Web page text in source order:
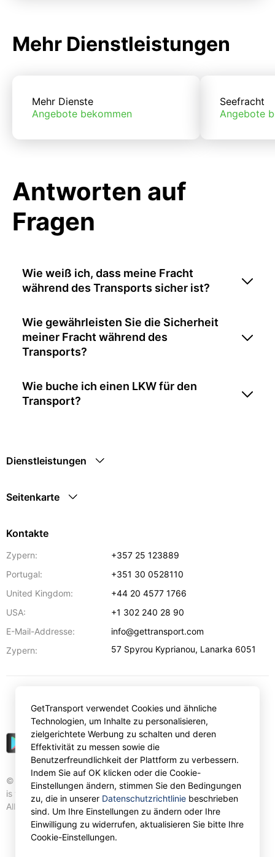
Mehr Dienstleistungen
Mehr Dienste
Angebote bekommen
Seefracht
Angebote
Antworten auf
Fragen
Wie weiß ich, dass meine Fracht
während des Transports sicher ist?
Wie gewährleisten Sie die Sicherheit
meiner Fracht während des
Transports?
Wie buche ich einen LKW für den
Transport?
Dienstleistungen
Seitenkarte
Kontakte
Zypern:
+357 25 123889
Portugal:
+351 30 0528110
United Kingdom:
+44 20 4577 1766
USA:
+1 302 240 28 90
E-Mail-Addresse:
info@gettransport.com
Zypern:
57 Spyrou Kyprianou, Lanarka 6051
© Gettransport International Limited. GetTransport®
is trademark of Gettransport International Limited.
All rights reserved.
EURGetTransport verwendet Cookies und ähnliche
Technologien, um Inhalte zu personalisieren,
zielgerichtete Werbung zu schalten und deren
Effektivität zu messen sowie die
Benutzerfreundlichkeit der Plattform zu verbessern.
Indem Sie auf OK klicken oder die Cookie-
Einstellungen ändern, stimmen Sie den Bedingungen
zu, die in unserer Datenschutzrichtlinie beschrieben
sind. Um Ihre Einstellungen zu ändern oder Ihre
Einwilligung zu widerrufen, aktualisieren Sie bitte Ihre
Cookie-Einstellungen.